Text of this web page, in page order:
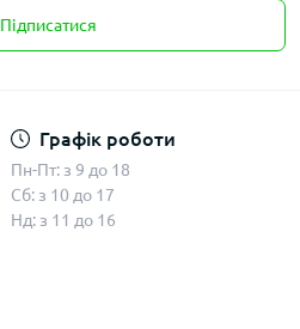
Підписатися
Графік роботи
Пн-Пт: з 9 до 18
Сб: з 10 до 17
Нд: з 11 до 16